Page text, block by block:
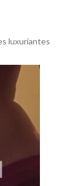
luxuriantes